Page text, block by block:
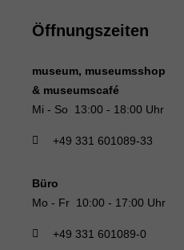
Öffnungszeiten
museum, museumsshop
& museumscafé
Mi - So 13:00 - 18:00 Uhr
+49 331 601089-33
Büro
Mo - Fr 10:00 - 17:00 Uhr
+49 331 601089-0